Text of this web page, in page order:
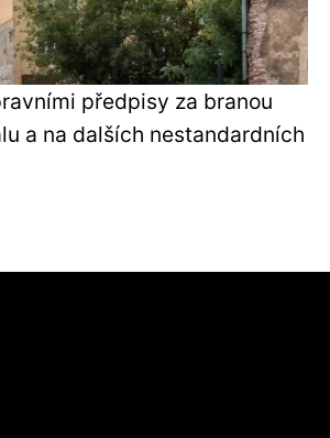
předpisy za branou
a na dalších nestandardních